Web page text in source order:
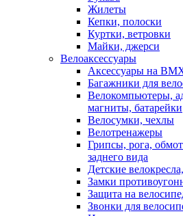
Жилеты
Кепки, полоски
Куртки, ветровки
Майки, джерси
Велоаксессуары
Аксессуары на
Багажники для
Велокомпьютеры,
магниты, батарейки
Велосумки, чехлы
Велотренажеры
Грипсы, рога,
заднего вида
Детские
Замки
Защита на
Звонки для